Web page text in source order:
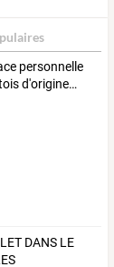
personnelle
d'origine…
DANS LE